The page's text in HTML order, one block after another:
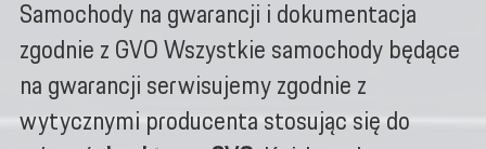
Samochody na gwarancji i dokumentacja
zgodnie z GVO Wszystkie samochody będące
na gwarancji serwisujemy zgodnie z
wytycznymi producenta stosując się do